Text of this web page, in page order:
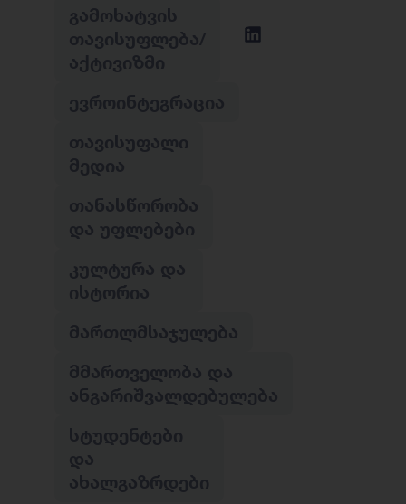
ᲒᲐᲛᲝᲮᲐᲢᲕᲘᲡ
ᲗᲐᲕᲘᲡᲣᲤᲚᲔᲑᲐ/
ᲐᲥᲢᲘᲕᲘᲖᲛᲘ
ᲔᲕᲠᲝᲘᲜᲢᲔᲒᲠᲐᲪᲘᲐ
ᲗᲐᲕᲘᲡᲣᲤᲐᲚᲘ
ᲛᲔᲓᲘᲐ
ᲗᲐᲜᲐᲡᲬᲝᲠᲝᲑᲐ
ᲓᲐ ᲣᲤᲚᲔᲑᲔᲑᲘ
ᲙᲣᲚᲢᲣᲠᲐ ᲓᲐ
ᲘᲡᲢᲝᲠᲘᲐ
ᲛᲐᲠᲗᲚᲛᲡᲐᲯᲣᲚᲔᲑᲐ
ᲛᲛᲐᲠᲗᲕᲔᲚᲝᲑᲐ ᲓᲐ
ᲐᲜᲒᲐᲠᲘᲨᲕᲐᲚᲓᲔᲑᲣᲚᲔᲑᲐ
ᲡᲢᲣᲓᲔᲜᲢᲔᲑᲘ
ᲓᲐ
ᲐᲮᲐᲚᲒᲐᲖᲠᲓᲔᲑᲘ